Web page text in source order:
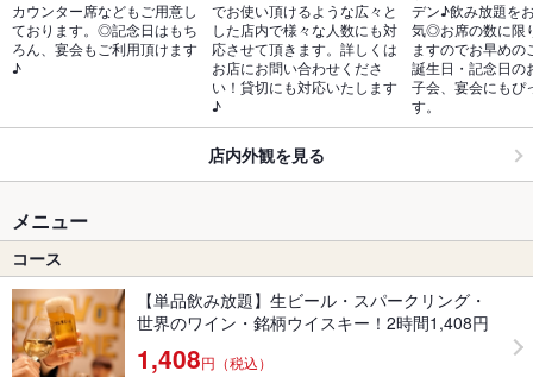
カウンター席などもご用意し
ております。◎記念日はもち
ろん、宴会もご利用頂けます
♪
でお使い頂けるような広々と
した店内で様々な人数にも対
応させて頂きます。詳しくは
お店にお問い合わせくださ
い！貸切にも対応いたします
♪
デン♪飲み放題を
気◎お席の数に限
ますのでお早めの
誕生日・記念日の
子会、宴会にもぴ
す。
店内外観を見る
メニュー
コース
【単品飲み放題】生ビール・スパークリング・
世界のワイン・銘柄ウイスキー！2時間1,408円
1,408円（税込）